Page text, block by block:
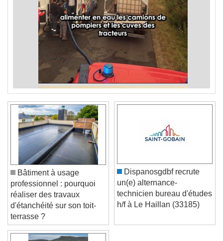
Bâtiment à usage
professionnel : pourquoi
réaliser des travaux
d'étanchéité sur son toit-
terrasse ?
Dispanosgdbf recrute
un(e) alternance-
technicien bureau d'études
h/f à Le Haillan (33185)